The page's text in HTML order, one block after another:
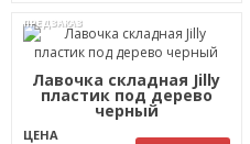
ПРЕДЗАКАЗ
Лавочка складная Jilly
пластик под дерево
черный
ЦЕНА